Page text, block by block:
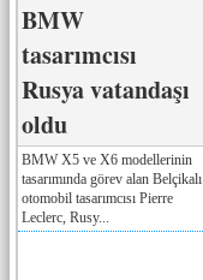
BMW
tasarımcısı
Rusya vatandaşı
oldu
BMW X5 ve X6 modellerinin
tasarımında görev alan Belçikalı
otomobil tasarımcısı Pierre
Leclerc, Rusy...